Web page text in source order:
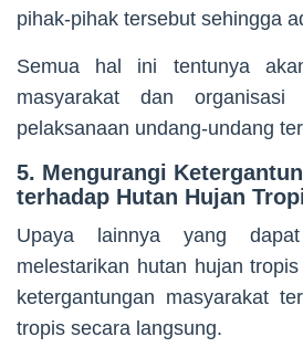
pihak-pihak tersebut sehingga
Semua hal ini tentunya
masyarakat dan organisasi
pelaksanaan undang-undang
5. Mengurangi
terhadap Hutan Hujan
Upaya lainnya yang
melestarikan hutan hujan
ketergantungan masyarakat
tropis secara langsung.